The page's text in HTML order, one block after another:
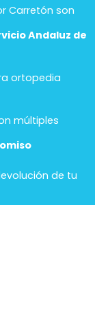
Carretón son
Andaluz de
ortopedia
múltiples
de tu